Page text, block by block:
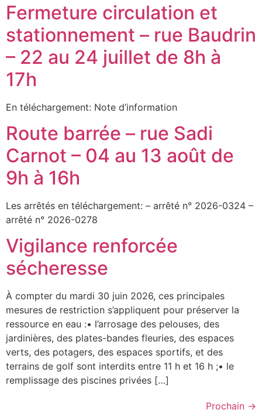
Fermeture circulation et
stationnement – rue Baudrin
– 22 au 24 juillet de 8h à
17h
En téléchargement: Note d’information
Route barrée – rue Sadi
Carnot – 04 au 13 août de
9h à 16h
Les arrêtés en téléchargement: – arrêté n° 2026-0324 –
arrêté n° 2026-0278
Vigilance renforcée
sécheresse
À compter du mardi 30 juin 2026, ces principales
mesures de restriction s’appliquent pour préserver la
ressource en eau :• l’arrosage des pelouses, des
jardinières, des plates-bandes fleuries, des espaces
verts, des potagers, des espaces sportifs, et des
terrains de golf sont interdits entre 11 h et 16 h ;• le
remplissage des piscines privées […]
Prochain →